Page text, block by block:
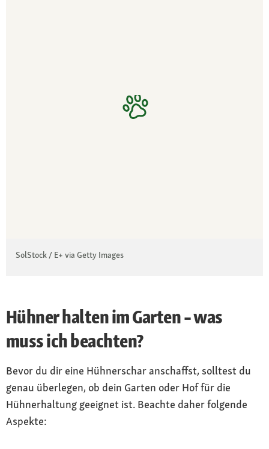
SolStock / E+ via Getty Images
Hühner halten im Garten – was
muss ich beachten?
Bevor du dir eine Hühnerschar anschaffst, solltest du
genau überlegen, ob dein Garten oder Hof für die
Hühnerhaltung geeignet ist. Beachte daher folgende
Aspekte: